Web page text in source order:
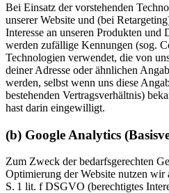
Bei Einsatz der vorstehenden
unserer Website und (bei
Interesse an unseren Produkten und
werden zufällige Kennungen (sog.
Technologien verwendet, die von
deiner Adresse oder ähnlichen
werden, selbst wenn uns diese
bestehenden Vertragsverhältnis)
hast darin eingewilligt.
(b) Google Analytics
Zum Zweck der bedarfsgerechten
Optimierung der Website nutzen wir
S. 1 lit. f DSGVO (berechtigtes